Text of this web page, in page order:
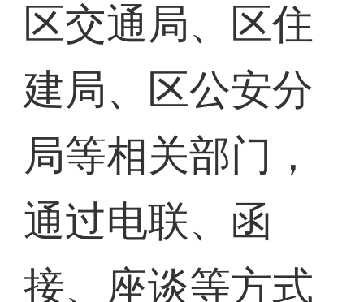
区交通局、区住
建局、区公安分
局等相关部门，
通过电联、函
接、座谈等方式